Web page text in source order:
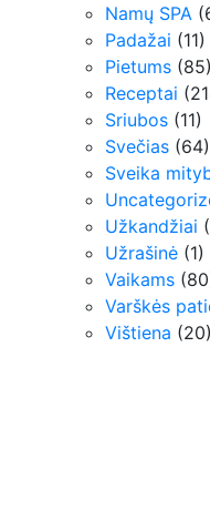
Namų SPA
Padažai (11)
Pietums (85)
Receptai
Sriubos (11)
Svečias (64)
Sveika
Užkandžiai
Užrašinė (1)
Vaikams
Varškės
Vištiena (20)